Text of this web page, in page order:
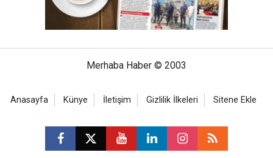
Merhaba Haber © 2003
Anasayfa Künye İletişim Gizlilik İlkeleri Sitene Ekle